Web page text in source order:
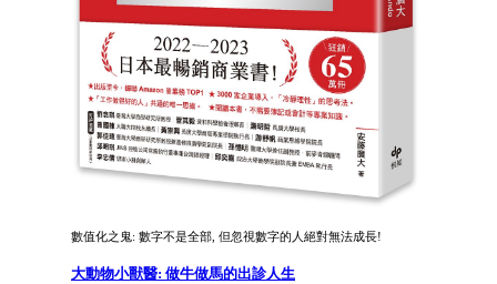
數值化之鬼: 數字不是全部, 但忽視數字的人絕對無法成長!
大動物小獸醫: 做牛做馬的出診人生